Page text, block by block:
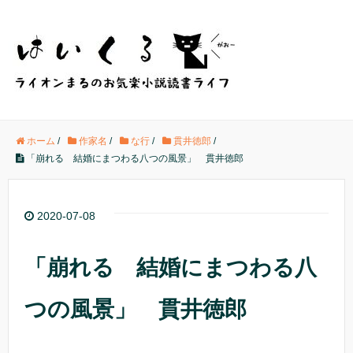
ホーム / 作家名 / な行 / 貫井徳郎 /
「崩れる 結婚にまつわる八つの風景」 貫井徳郎
2020-07-08
「崩れる 結婚にまつわる八
つの風景」 貫井徳郎